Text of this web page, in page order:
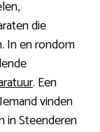
die
In en rondom
. Een
vinden
in Steenderen